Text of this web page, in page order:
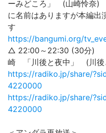
ーみどころ」 (山崎怜奈)
に名前はありますが本編出
す
https://bangumi.org/
△ 22:00～22:30 (30分)
崎 「川後と夜中」 (川後
https://radiko.jp/share/
4220000
https://radiko.jp/share/
4220000